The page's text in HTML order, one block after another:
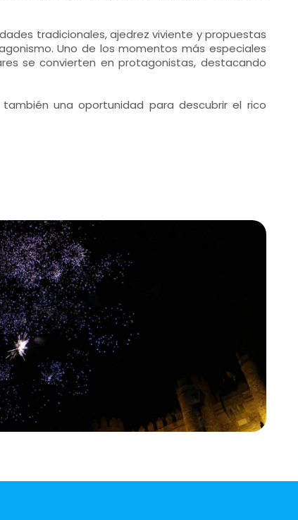
tradicionales, ajedrez viviente y propuestas
Uno de los momentos más especiales
se convierten en protagonistas, destacando
una oportunidad para descubrir el rico